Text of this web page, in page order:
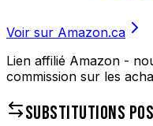
Voir sur Amazon.ca
Lien affilié Amazon -
commission sur les
SUBSTITUTIONS